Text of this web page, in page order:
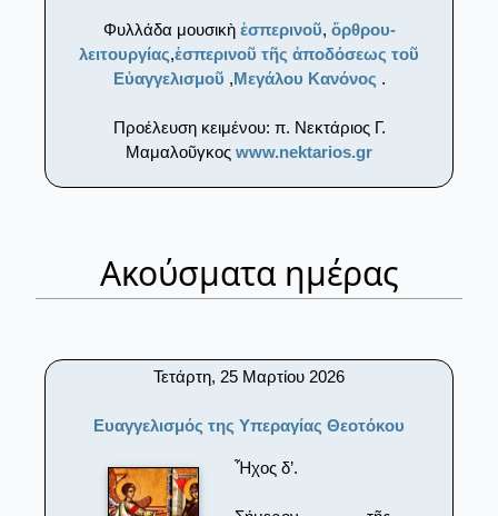
Φυλλάδα μουσικὴ ἑσπερινοῦ, ὄρθρου-
λειτουργίας,ἑσπερινοῦ τῆς ἀποδόσεως τοῦ
Εὐαγγελισμοῦ ,Μεγάλου Κανόνος .
Προέλευση κειμένου: π. Νεκτάριος Γ.
Μαμαλοῦγκος www.nektarios.gr
Ακούσματα ημέρας
Τετάρτη, 25 Μαρτίου 2026
Ευαγγελισμός της Υπεραγίας Θεοτόκου
Ἦχος δ’.